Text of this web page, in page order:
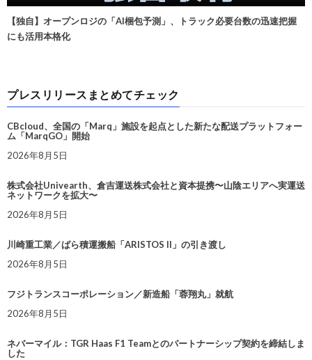
【独自】オープンロジの「AI梱包予測」、トラック必要台数の迅速把握
にも活用本格化
プレスリリースまとめてチェック
CBcloud、全国の「Marq」施設を起点とした新たな配送プラットフォー
ム「MarqGO」開始
2026年8月5日
株式会社Univearth、倉吉運送株式会社と資本提携〜山陰エリアへ実運送
ネットワークを拡大〜
2026年8月5日
川崎重工業／ばら積運搬船「ARISTOS II」の引き渡し
2026年8月5日
フジトランスコーポレーション／新造船「蓉翔丸」就航
2026年8月5日
ネバーマイル：TGR Haas F1 Teamとのパートナーシップ契約を締結しま
した